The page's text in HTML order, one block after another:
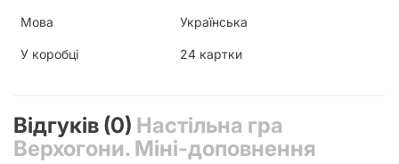
Мова Українська
У коробці 24 картки
Відгуків (0) Настільна гра
Верхогони. Міні-доповнення